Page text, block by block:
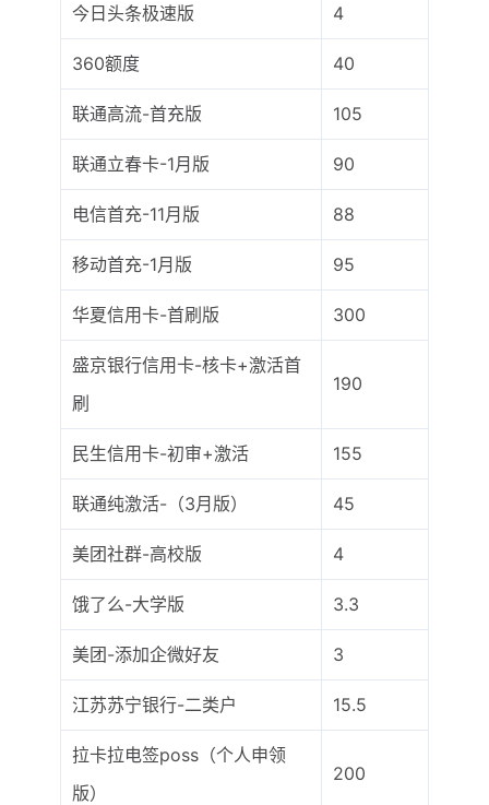
今日头条极速版 4
360额度 40
联通高流-首充版 105
联通立春卡-1月版 90
电信首充-11月版 88
移动首充-1月版 95
华夏信用卡-首刷版 300
盛京银行信用卡-核卡+激活首
刷
190
民生信用卡-初审+激活 155
联通纯激活-（3月版） 45
美团社群-高校版 4
饿了么-大学版 3.3
美团-添加企微好友 3
江苏苏宁银行-二类户 15.5
拉卡拉电签poss（个人申领
版）
200